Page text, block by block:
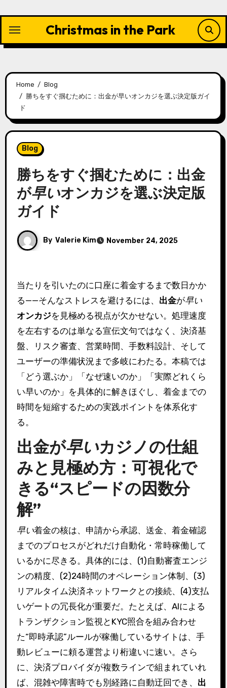
content
Christmas in the Park
Home
Blog
勝ちをすぐ掴むために：出金が早いオンカジを選ぶ決定版ガイ
ド
Blog
勝ちをすぐ掴むために： 出金
が早いオンカジを選ぶ決定版
ガイド
By Valerie Kim November 24, 2025
当たりを引いたのに口座に着金するまで数日かか
る——そんなストレスを避けるには、 出金が早い
オンカジを見極める視点が欠かせない。処理速度
を左右するのは単なる宣伝文句ではなく、決済基
盤、リスク審査、営業時間、手数料設計、そして
ユーザーの準備状況まで多岐にわたる。本稿では
「どう選ぶか」「なぜ速いのか」「実際どれくら
い早いのか」を具体的に解きほぐし、着金までの
時間を短縮するための実践ポイントを体系化す
る。
出金が早いカジノの仕組
みと見極め方：可視化で
きる“スピードの因数分
解”
早い着金の核は、申請から承認、送金、着金確認
までのプロセスがどれだけ自動化・常時稼働して
いるかに尽きる。具体的には、(1)自動審査エンジ
ンの精度、(2)24時間のオペレーション体制、(3)
リアルタイム決済ネットワークとの接続、(4)支払
いゲートの冗長化が重要だ。たとえば、AIによる
トランザクション監視とKYC照合を組み合わせ
た“即時承認”ルールが稼働しているサイトは、手
動レビューに頼る運営より桁違いに速い。さら
に、決済プロバイダが複数ラインで組まれていれ
ば、混雑や障害時でも別経路に自動迂回でき、 出